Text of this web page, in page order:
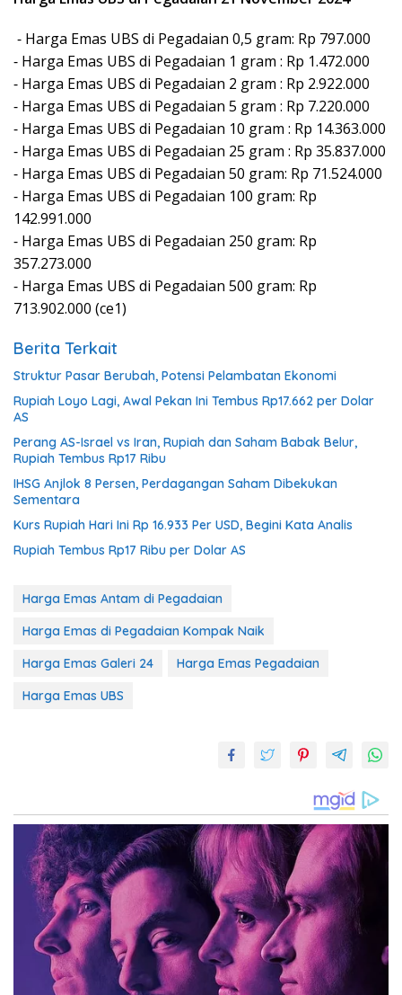
⁃ Harga Emas UBS di Pegadaian 0,5 gram: Rp 797.000
⁃ Harga Emas UBS di Pegadaian 1 gram : Rp 1.472.000
⁃ Harga Emas UBS di Pegadaian 2 gram : Rp 2.922.000
⁃ Harga Emas UBS di Pegadaian 5 gram : Rp 7.220.000
⁃ Harga Emas UBS di Pegadaian 10 gram : Rp 14.363.000
⁃ Harga Emas UBS di Pegadaian 25 gram : Rp 35.837.000
⁃ Harga Emas UBS di Pegadaian 50 gram: Rp 71.524.000
⁃ Harga Emas UBS di Pegadaian 100 gram: Rp
142.991.000
⁃ Harga Emas UBS di Pegadaian 250 gram: Rp
357.273.000
⁃ Harga Emas UBS di Pegadaian 500 gram: Rp
713.902.000 (ce1)
Berita Terkait
Struktur Pasar Berubah, Potensi Pelambatan Ekonomi
Rupiah Loyo Lagi, Awal Pekan Ini Tembus Rp17.662 per Dolar
AS
Perang AS-Israel vs Iran, Rupiah dan Saham Babak Belur,
Rupiah Tembus Rp17 Ribu
IHSG Anjlok 8 Persen, Perdagangan Saham Dibekukan
Sementara
Kurs Rupiah Hari Ini Rp 16.933 Per USD, Begini Kata Analis
Rupiah Tembus Rp17 Ribu per Dolar AS
Harga Emas Antam di Pegadaian
Harga Emas di Pegadaian Kompak Naik
Harga Emas Galeri 24
Harga Emas Pegadaian
Harga Emas UBS